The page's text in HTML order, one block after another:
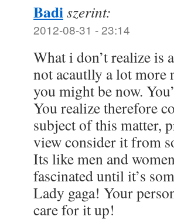
Badiszerint:
2012-08-31 - 23:14
What i don’t realize is
not acautlly a lot more
you might be now.
You realize therefore
subject of this matter,
view consider it from
Its like men and
fascinated until it’s
Lady gaga! Your
care for it up!